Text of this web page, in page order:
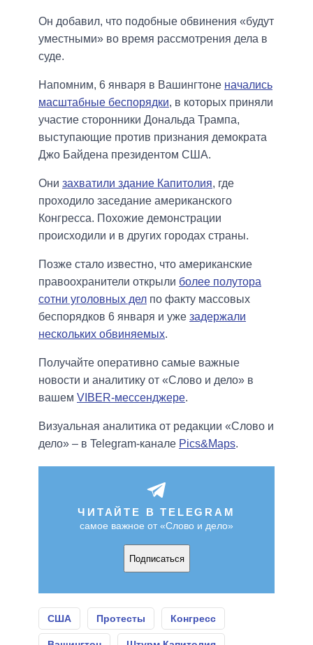
Он добавил, что подобные обвинения «будут
уместными» во время рассмотрения дела в
суде.
Напомним, 6 января в Вашингтоне начались
масштабные беспорядки, в которых приняли
участие сторонники Дональда Трампа,
выступающие против признания демократа
Джо Байдена президентом США.
Они захватили здание Капитолия, где
проходило заседание американского
Конгресса. Похожие демонстрации
происходили и в других городах страны.
Позже стало известно, что американские
правоохранители открыли более полутора
сотни уголовных дел по факту массовых
беспорядков 6 января и уже задержали
нескольких обвиняемых.
Получайте оперативно самые важные
новости и аналитику от «Слово и дело» в
вашем VIBER-мессенджере.
Визуальная аналитика от редакции «Слово и
дело» – в Telegram-канале Pics&Maps.
ЧИТАЙТЕ В TELEGRAM
самое важное от «Слово и дело»
Подписаться
США Протесты Конгресс